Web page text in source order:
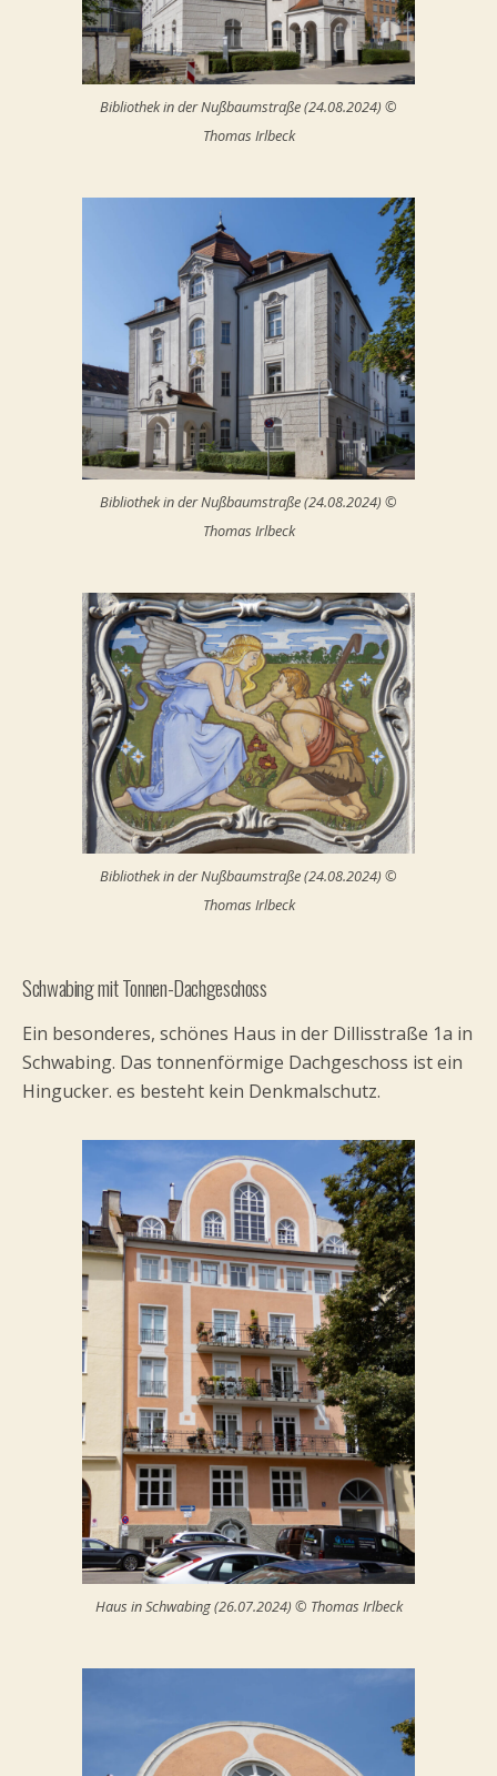
Bibliothek in der Nußbaumstraße (24.08.2024) ©
Thomas Irlbeck
Bibliothek in der Nußbaumstraße (24.08.2024) ©
Thomas Irlbeck
Bibliothek in der Nußbaumstraße (24.08.2024) ©
Thomas Irlbeck
Schwabing mit Tonnen-Dachgeschoss
Ein besonderes, schönes Haus in der Dillisstraße 1a in
Schwabing. Das tonnenförmige Dachgeschoss ist ein
Hingucker. es besteht kein Denkmalschutz.
Haus in Schwabing (26.07.2024) © Thomas Irlbeck